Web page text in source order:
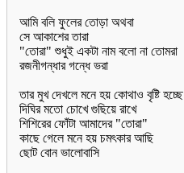
আমি বলি ফুলের তোড়া অথবা
সে আকাশের তারা
"তোরা" শুধুই একটা নাম বলো না তোমরা
রজনীগন্ধার গন্ধে ভরা
তার মুখ দেখলে মনে হয় কোথাও বৃষ্টি হচ্ছে
দিঘির মতো চোখে গুছিয়ে রাখে
শিশিরের ফোঁটা আমাদের "তোরা"
কাছে গেলে মনে হয় চমৎকার আছি
ছোট বোন ভালোবাসি